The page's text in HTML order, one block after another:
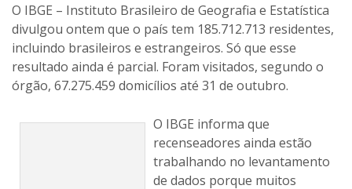
O IBGE – Instituto Brasileiro de Geografia e Estatística
divulgou ontem que o país tem 185.712.713 residentes,
incluindo brasileiros e estrangeiros. Só que esse
resultado ainda é parcial. Foram visitados, segundo o
órgão, 67.275.459 domicílios até 31 de outubro.
O IBGE informa que
recenseadores ainda estão
trabalhando no levantamento
de dados porque muitos